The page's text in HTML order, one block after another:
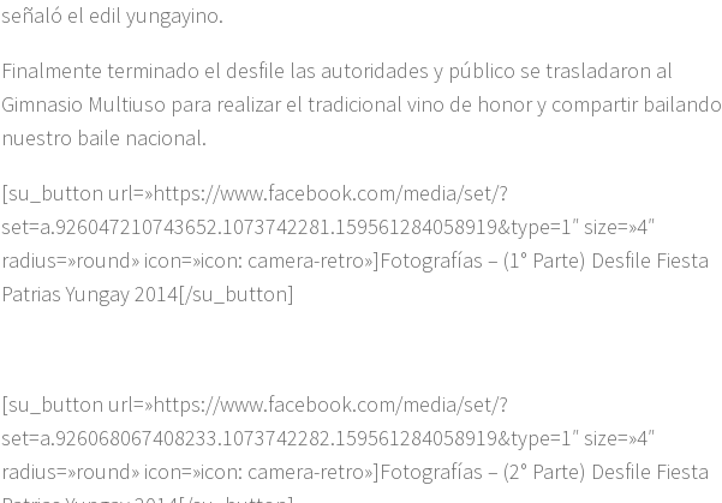
señaló el edil yungayino.
Finalmente terminado el desfile las autoridades y público se trasladaron al
Gimnasio Multiuso para realizar el tradicional vino de honor y compartir bailando
nuestro baile nacional.
[su_button url=»https://www.facebook.com/media/set/?
set=a.926047210743652.1073742281.159561284058919&type=1″ size=»4″
radius=»round» icon=»icon: camera-retro»]Fotografías – (1° Parte) Desfile Fiesta
Patrias Yungay 2014[/su_button]
[su_button url=»https://www.facebook.com/media/set/?
set=a.926068067408233.1073742282.159561284058919&type=1″ size=»4″
radius=»round» icon=»icon: camera-retro»]Fotografías – (2° Parte) Desfile Fiesta